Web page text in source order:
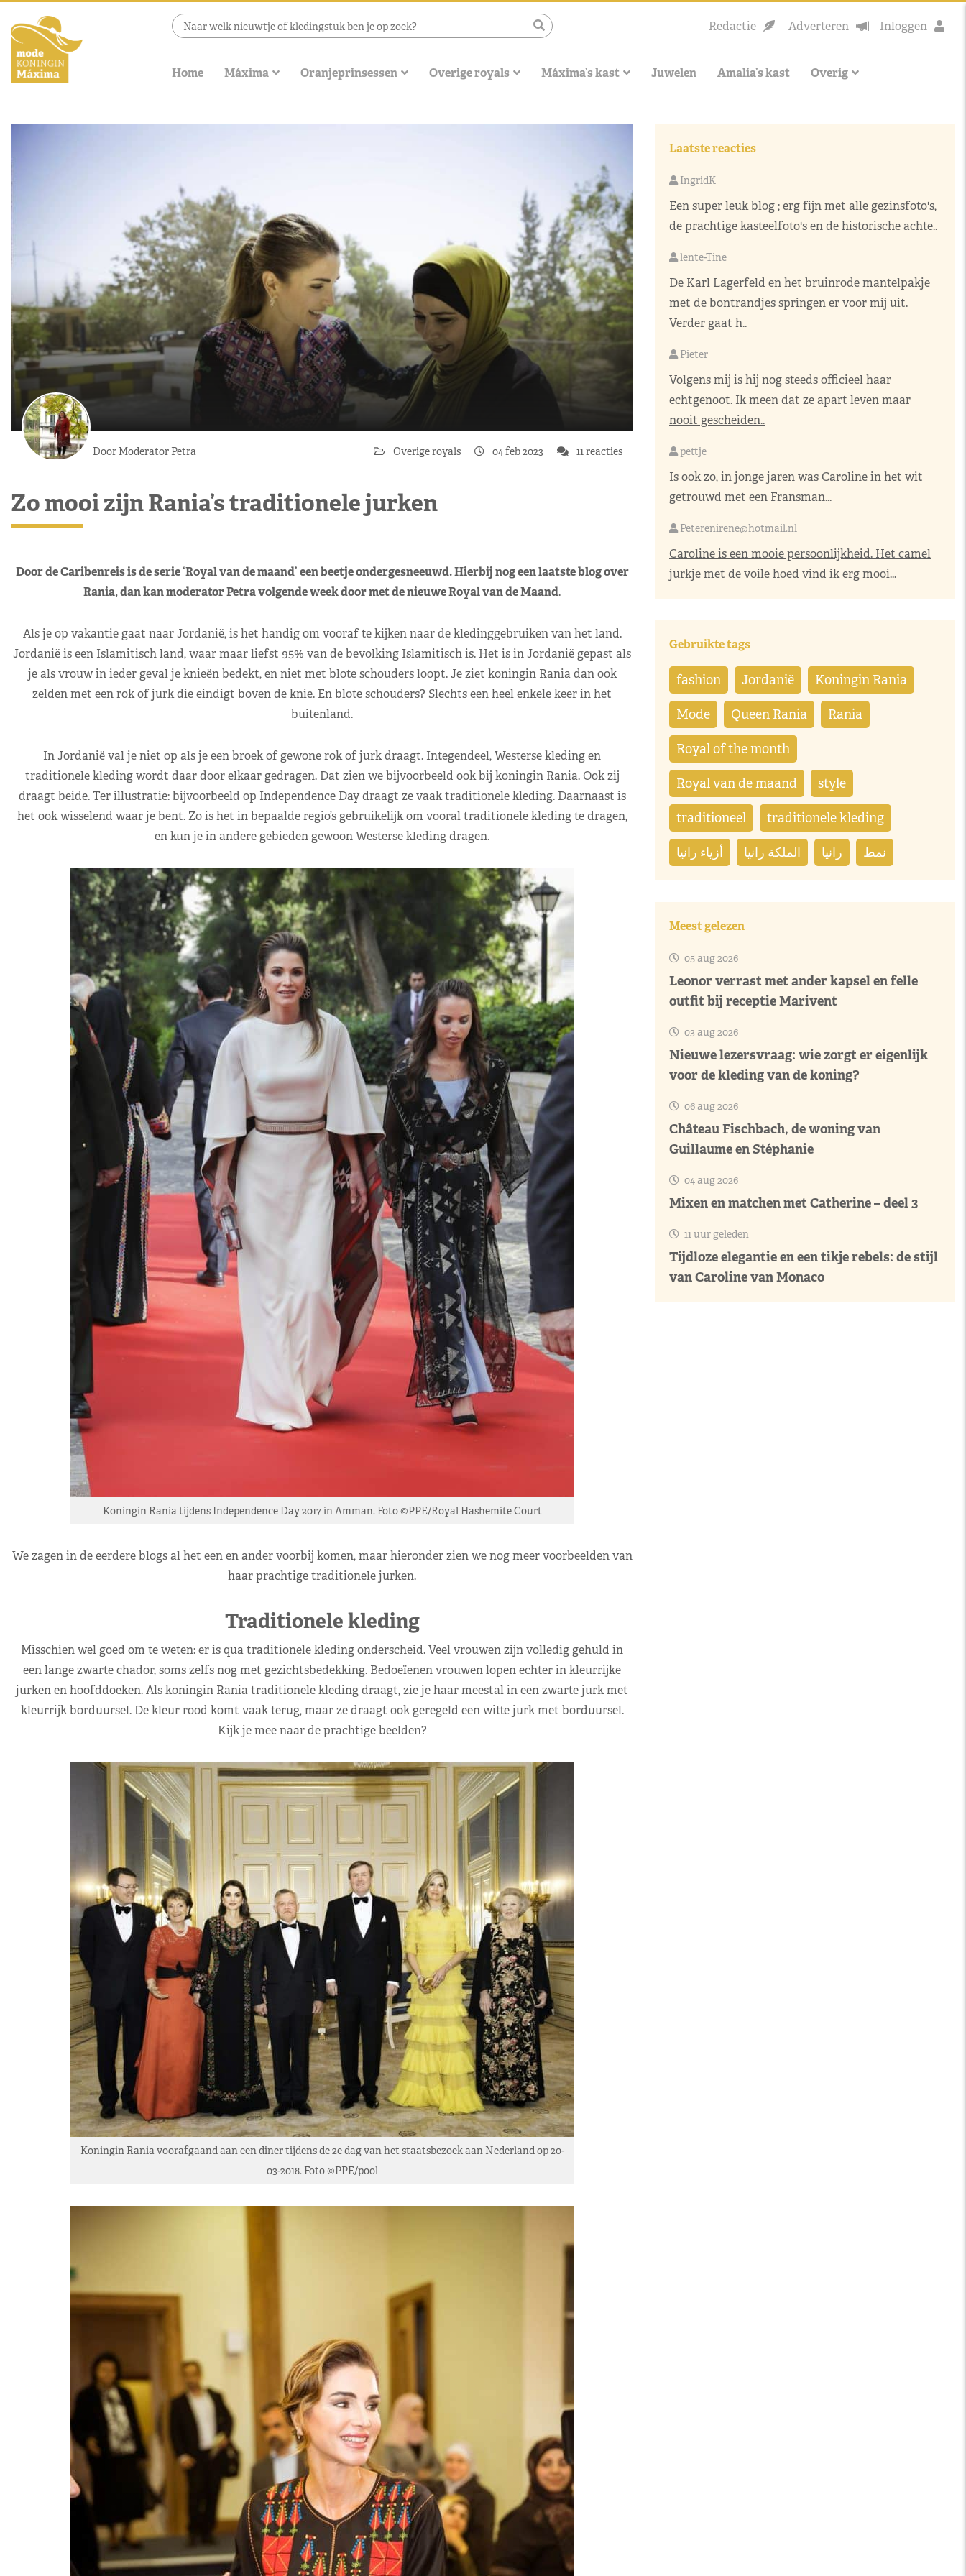
Redactie Adverteren Inloggen
Home Máxima Oranjeprinsessen Overige royals Máxima’s kast Juwelen Amalia’s kast Overig
Door Moderator Petra Overige royals 04 feb 2023 11 reacties
Zo mooi zijn Rania’s traditionele jurken
Door de Caribenreis is de serie ‘Royal van de maand’ een beetje ondergesneeuwd. Hierbij nog een laatste blog over
Rania, dan kan moderator Petra volgende week door met de nieuwe Royal van de Maand.
Als je op vakantie gaat naar Jordanië, is het handig om vooraf te kijken naar de kledinggebruiken van het land.
Jordanië is een Islamitisch land, waar maar liefst 95% van de bevolking Islamitisch is. Het is in Jordanië gepast als
je als vrouw in ieder geval je knieën bedekt, en niet met blote schouders loopt. Je ziet koningin Rania dan ook
zelden met een rok of jurk die eindigt boven de knie. En blote schouders? Slechts een heel enkele keer in het
buitenland.
In Jordanië val je niet op als je een broek of gewone rok of jurk draagt. Integendeel, Westerse kleding en
traditionele kleding wordt daar door elkaar gedragen. Dat zien we bijvoorbeeld ook bij koningin Rania. Ook zij
draagt beide. Ter illustratie: bijvoorbeeld op Independence Day draagt ze vaak traditionele kleding. Daarnaast is
het ook wisselend waar je bent. Zo is het in bepaalde regio’s gebruikelijk om vooral traditionele kleding te dragen,
en kun je in andere gebieden gewoon Westerse kleding dragen.
Koningin Rania tijdens Independence Day 2017 in Amman. Foto ©PPE/Royal Hashemite Court
We zagen in de eerdere blogs al het een en ander voorbij komen, maar hieronder zien we nog meer voorbeelden van
haar prachtige traditionele jurken.
Traditionele kleding
Misschien wel goed om te weten: er is qua traditionele kleding onderscheid. Veel vrouwen zijn volledig gehuld in
een lange zwarte chador, soms zelfs nog met gezichtsbedekking. Bedoeïenen vrouwen lopen echter in kleurrijke
jurken en hoofddoeken. Als koningin Rania traditionele kleding draagt, zie je haar meestal in een zwarte jurk met
kleurrijk borduursel. De kleur rood komt vaak terug, maar ze draagt ook geregeld een witte jurk met borduursel.
Kijk je mee naar de prachtige beelden?
Koningin Rania voorafgaand aan een diner tijdens de 2e dag van het staatsbezoek aan Nederland op 20-
03-2018. Foto ©PPE/pool
Laatste reacties
IngridK
Een super leuk blog ; erg fijn met alle gezinsfoto's,
de prachtige kasteelfoto's en de historische achte..
lente-Tine
De Karl Lagerfeld en het bruinrode mantelpakje
met de bontrandjes springen er voor mij uit.
Verder gaat h..
Pieter
Volgens mij is hij nog steeds officieel haar
echtgenoot. Ik meen dat ze apart leven maar
nooit gescheiden..
pettje
Is ook zo, in jonge jaren was Caroline in het wit
getrouwd met een Fransman...
Peterenirene@hotmail.nl
Caroline is een mooie persoonlijkheid. Het camel
jurkje met de voile hoed vind ik erg mooi...
Gebruikte tags
fashion Jordanië Koningin Rania
Mode Queen Rania Rania
Royal of the month
Royal van de maand style
traditioneel traditionele kleding
أزياء رانيا الملكة رانيا رانيا نمط
Meest gelezen
05 aug 2026
Leonor verrast met ander kapsel en felle
outfit bij receptie Marivent
03 aug 2026
Nieuwe lezersvraag: wie zorgt er eigenlijk
voor de kleding van de koning?
06 aug 2026
Château Fischbach, de woning van
Guillaume en Stéphanie
04 aug 2026
Mixen en matchen met Catherine – deel 3
11 uur geleden
Tijdloze elegantie en een tikje rebels: de stijl
van Caroline van Monaco